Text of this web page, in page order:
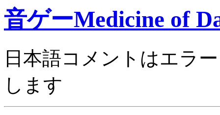
音ゲーMedicine of
日本語コメントはエラ
します